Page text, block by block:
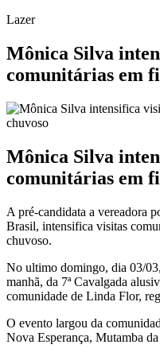
Lazer
Mônica Silva
comunitárias em
Mônica Silva
comunitárias em
A pré-candidata a vereadora
Brasil, intensifica visitas
chuvoso.
No ultimo domingo, dia 03/
manhã, da 7ª Cavalgada
comunidade de Linda Flor,
O evento largou da
Nova Esperança, Mutamba